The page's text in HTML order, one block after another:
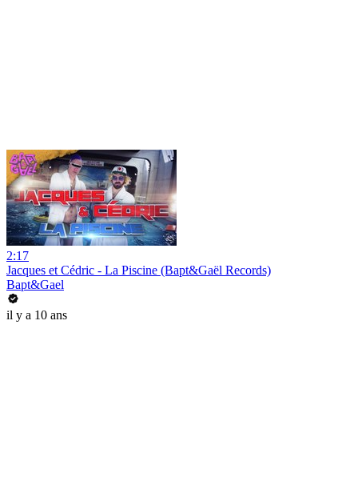
2:17
Jacques et Cédric - La Piscine (Bapt&Gaël Records)
Bapt&Gael
il y a 10 ans